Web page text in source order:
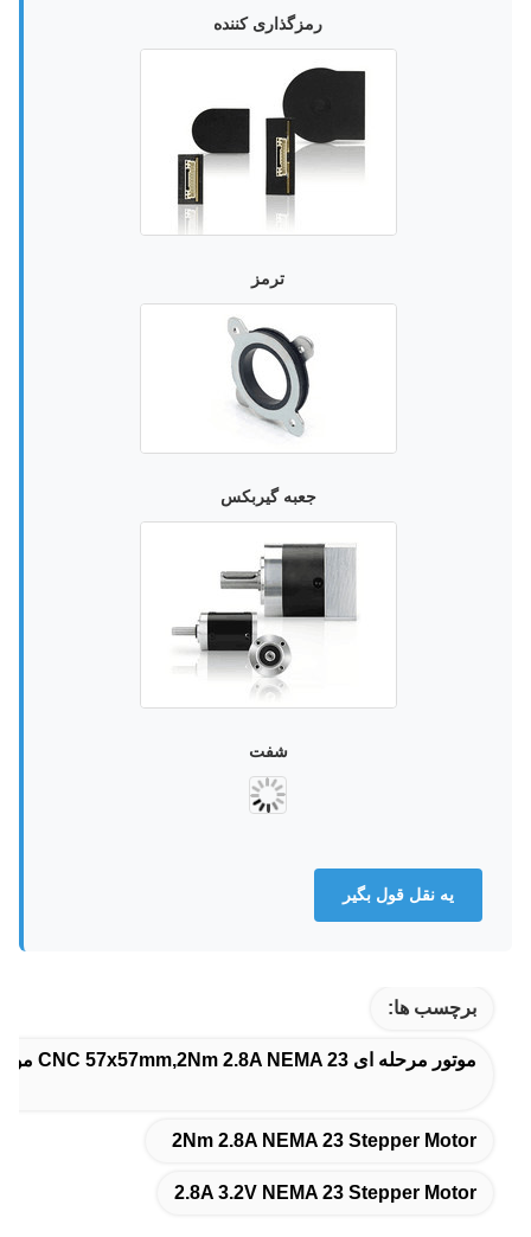
رمزگذاری کننده
ترمز
جعبه گیربکس
شفت
يه نقل قول بگير
برچسب ها:
موتور مرحله ای CNC 57x57mm,2Nm 2.8A NEMA 23 موتور مرحله ای,2.8A 3.2V NEMA 23 موتور مرحله ای
2Nm 2.8A NEMA 23 Stepper Motor
2.8A 3.2V NEMA 23 Stepper Motor